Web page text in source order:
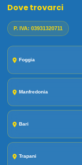
Dove trovarci
P. IVA: 03931320711
Foggia
Manfredonia
Bari
Trapani